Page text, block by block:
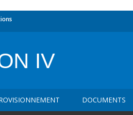
IV
DOCUMENTS